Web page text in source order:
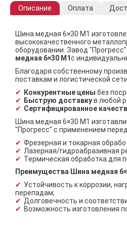
Описание Оплата
Шина медная 6×30 М1
высококачественного
оборудовании. Завод
медная 6×30 М1с
Благодаря собственному
поставкам и логистической
Конкурентные цены без
Быструю доставкув любой
Сертифицированное
Шина медная 6×30 М1
"Прогресс" с применением
Фрезерная и токарная
Лазерная/гидроабразивная
Термическая обработка для
Преимущества Шина медная
Устойчивость к коррозии,
перепадам;
Долговечность и
Возможность изготовления